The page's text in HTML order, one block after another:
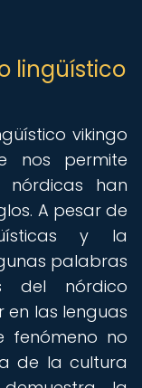
lingüístico
vikingo
nos permite
nórdicas han
A pesar de
y la
palabras
del nórdico
las lenguas
fenómeno no
de la cultura